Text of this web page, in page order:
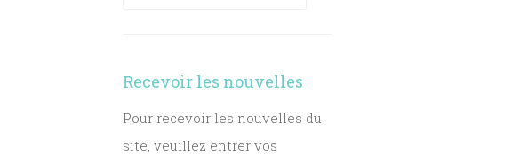
Recevoir les nouvelles
Pour recevoir les nouvelles du
site, veuillez entrer vos